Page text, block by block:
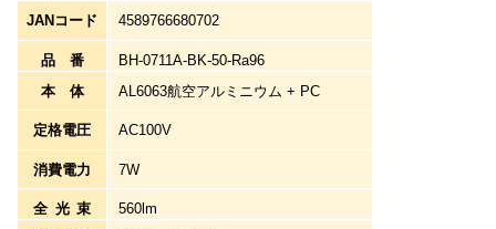
JANコード 4589766680702
品番
BH-0711A-BK-50-Ra96
本体
AL6063航空アルミニウム + PC
定格電圧 AC100V
消費電力 7W
全光束
560lm